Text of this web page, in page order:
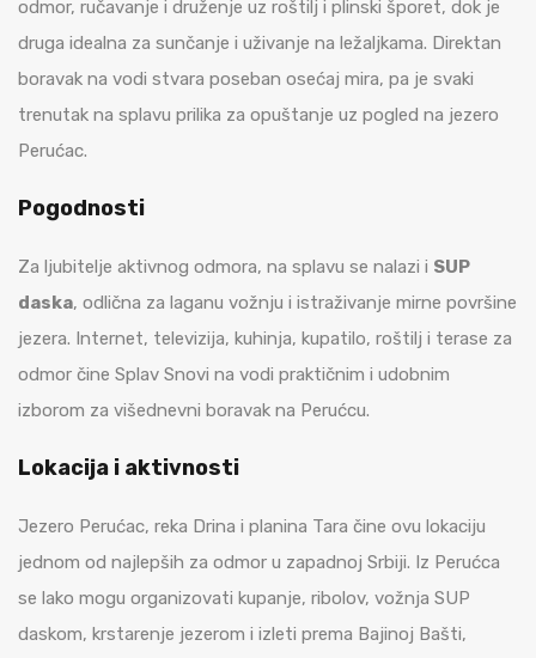
odmor, ručavanje i druženje uz roštilj i plinski šporet, dok je
druga idealna za sunčanje i uživanje na ležaljkama. Direktan
boravak na vodi stvara poseban osećaj mira, pa je svaki
trenutak na splavu prilika za opuštanje uz pogled na jezero
Perućac.
Pogodnosti
Za ljubitelje aktivnog odmora, na splavu se nalazi i SUP
daska, odlična za laganu vožnju i istraživanje mirne površine
jezera. Internet, televizija, kuhinja, kupatilo, roštilj i terase za
odmor čine Splav Snovi na vodi praktičnim i udobnim
izborom za višednevni boravak na Perućcu.
Lokacija i aktivnosti
Jezero Perućac, reka Drina i planina Tara čine ovu lokaciju
jednom od najlepših za odmor u zapadnoj Srbiji. Iz Perućca
se lako mogu organizovati kupanje, ribolov, vožnja SUP
daskom, krstarenje jezerom i izleti prema Bajinoj Bašti,